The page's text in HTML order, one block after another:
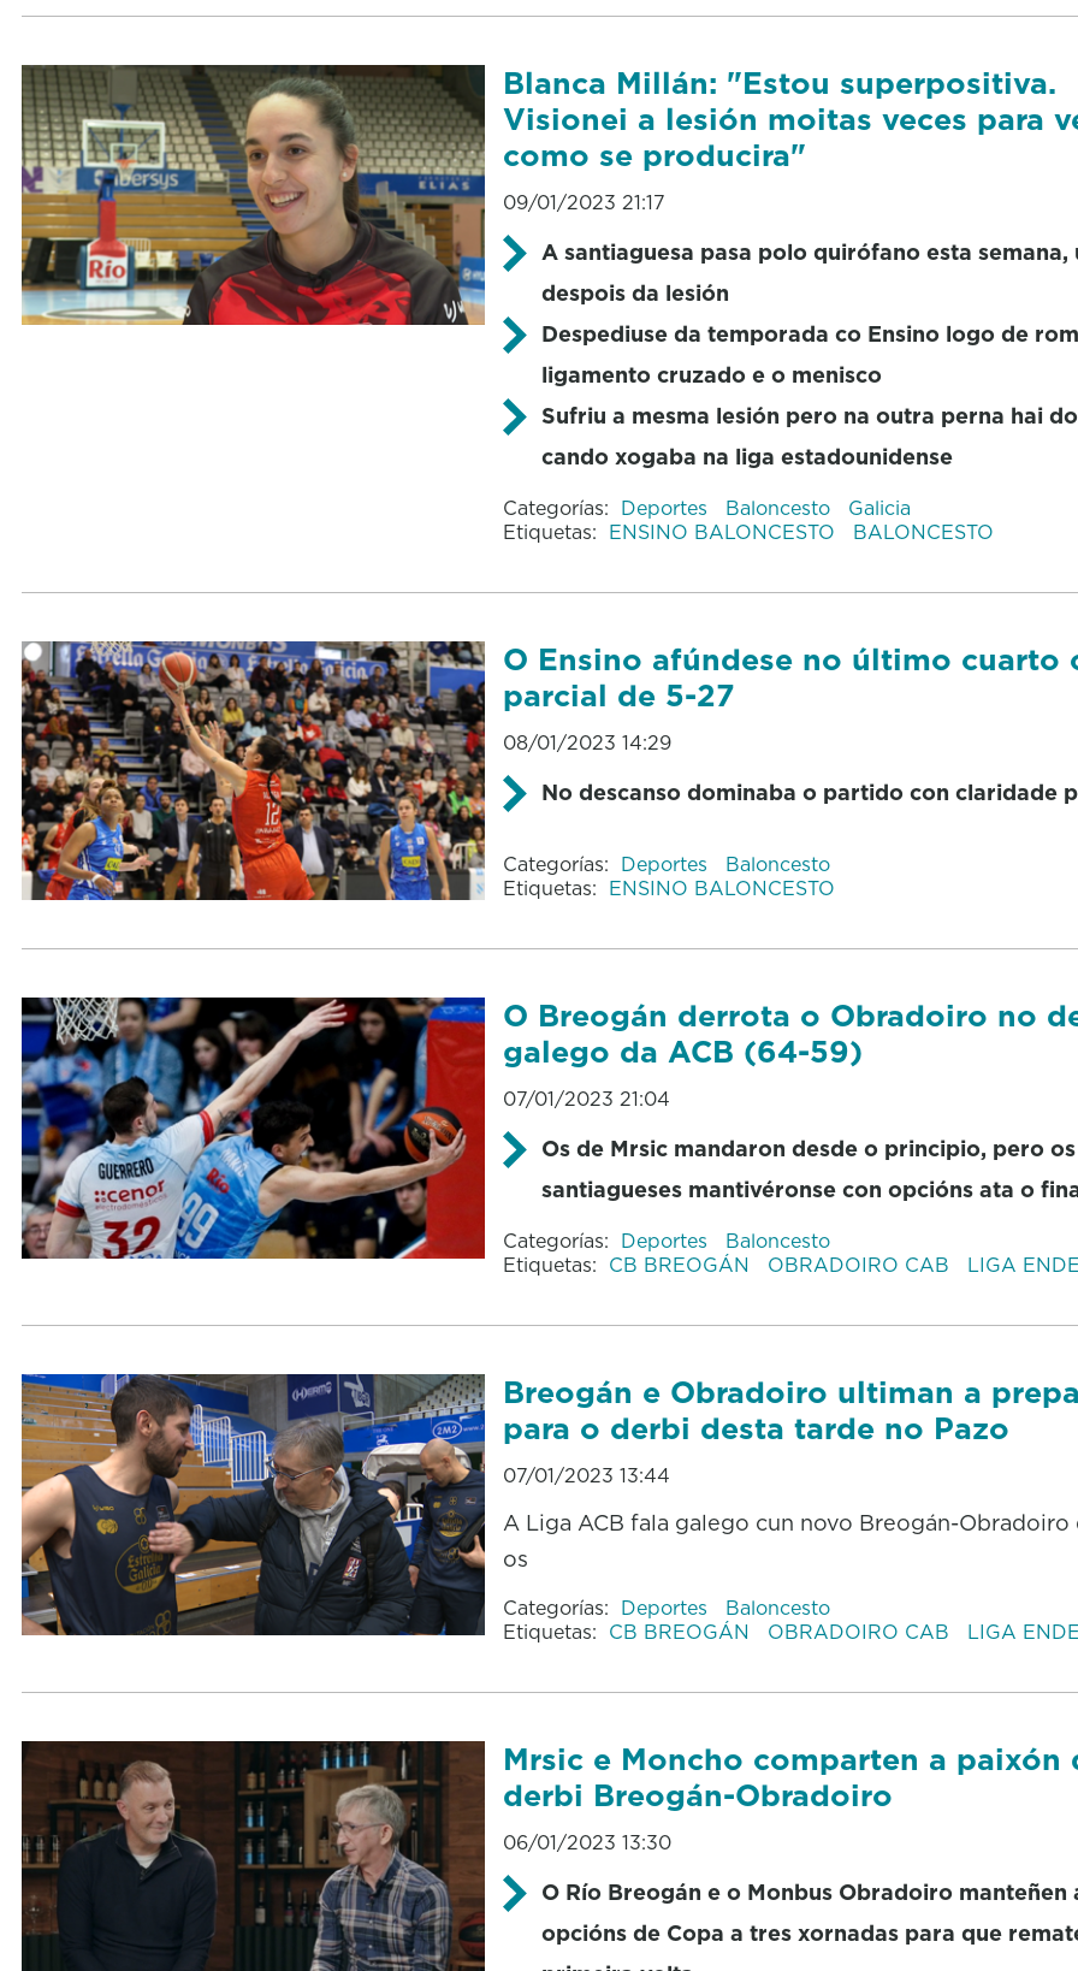
Blanca Millán: "Estou superpositiva.
Visionei a lesión moitas veces para
como se producira"
09/01/2023 21:17
A santiaguesa pasa polo quirófano esta semana,
despois da lesión
Despediuse da temporada co Ensino logo de
ligamento cruzado e o menisco
Sufriu a mesma lesión pero na outra perna hai
cando xogaba na liga estadounidense
Categorías: Deportes Baloncesto
Galicia
Etiquetas: ENSINO BALONCESTO BALONCESTO
O Ensino afúndese no último cuarto
parcial de 5-27
08/01/2023 14:29
No descanso dominaba o partido con claridade
Categorías: Deportes
Baloncesto
Etiquetas: ENSINO BALONCESTO
O Breogán derrota o Obradoiro no
galego da ACB (64-59)
07/01/2023 21:04
Os de Mrsic mandaron desde o principio, pero os
santiagueses mantivéronse con opcións ata o
Categorías: Deportes
Baloncesto
Etiquetas: CB BREOGÁN OBRADOIRO CAB LIGA
Breogán e Obradoiro ultiman a
para o derbi desta tarde no Pazo
07/01/2023 13:44
A Liga ACB fala galego cun novo Breogán-Obradoiro
os
Categorías: Deportes
Baloncesto
Etiquetas: CB BREOGÁN OBRADOIRO CAB LIGA
Mrsic e Moncho comparten a paixón
derbi Breogán-Obradoiro
06/01/2023 13:30
O Río Breogán e o Monbus Obradoiro manteñen
opcións de Copa a tres xornadas para que